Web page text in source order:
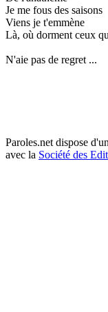
Je me fous des saisons
Viens je t'emmène
Là, où dorment ceux
N'aie pas de regret ...
Paroles.net dispose
avec la Société des